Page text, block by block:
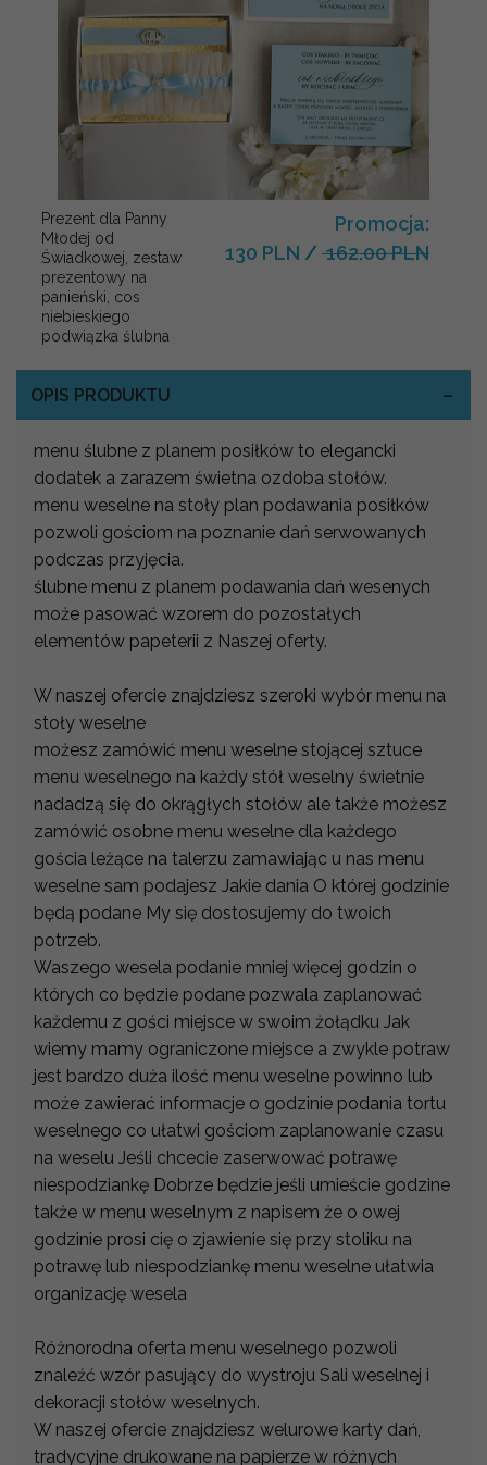
Prezent dla Panny
Młodej od
Świadkowej, zestaw
prezentowy na
panieński, cos
niebieskiego
podwiązka ślubna
Promocja:
130 PLN / 162.00 PLN
OPIS PRODUKTU
menu ślubne z planem posiłków to elegancki
dodatek a zarazem świetna ozdoba stołów.
menu weselne na stoły plan podawania posiłków
pozwoli gościom na poznanie dań serwowanych
podczas przyjęcia.
ślubne menu z planem podawania dań wesenych
może pasować wzorem do pozostałych
elementów papeterii z Naszej oferty.
W naszej ofercie znajdziesz szeroki wybór menu na
stoły weselne
możesz zamówić menu weselne stojącej sztuce
menu weselnego na każdy stół weselny świetnie
nadadzą się do okrągłych stołów ale także możesz
zamówić osobne menu weselne dla każdego
gościa leżące na talerzu zamawiając u nas menu
weselne sam podajesz Jakie dania O której godzinie
będą podane My się dostosujemy do twoich
potrzeb.
Waszego wesela podanie mniej więcej godzin o
których co będzie podane pozwala zaplanować
każdemu z gości miejsce w swoim żołądku Jak
wiemy mamy ograniczone miejsce a zwykle potraw
jest bardzo duża ilość menu weselne powinno lub
może zawierać informacje o godzinie podania tortu
weselnego co ułatwi gościom zaplanowanie czasu
na weselu Jeśli chcecie zaserwować potrawę
niespodziankę Dobrze będzie jeśli umieście godzine
także w menu weselnym z napisem że o owej
godzinie prosi cię o zjawienie się przy stoliku na
potrawę lub niespodziankę menu weselne ułatwia
organizację wesela
Różnorodna oferta menu weselnego pozwoli
znaleźć wzór pasujący do wystroju Sali weselnej i
dekoracji stołów weselnych.
W naszej ofercie znajdziesz welurowe karty dań,
tradycyjne drukowane na papierze w różnych